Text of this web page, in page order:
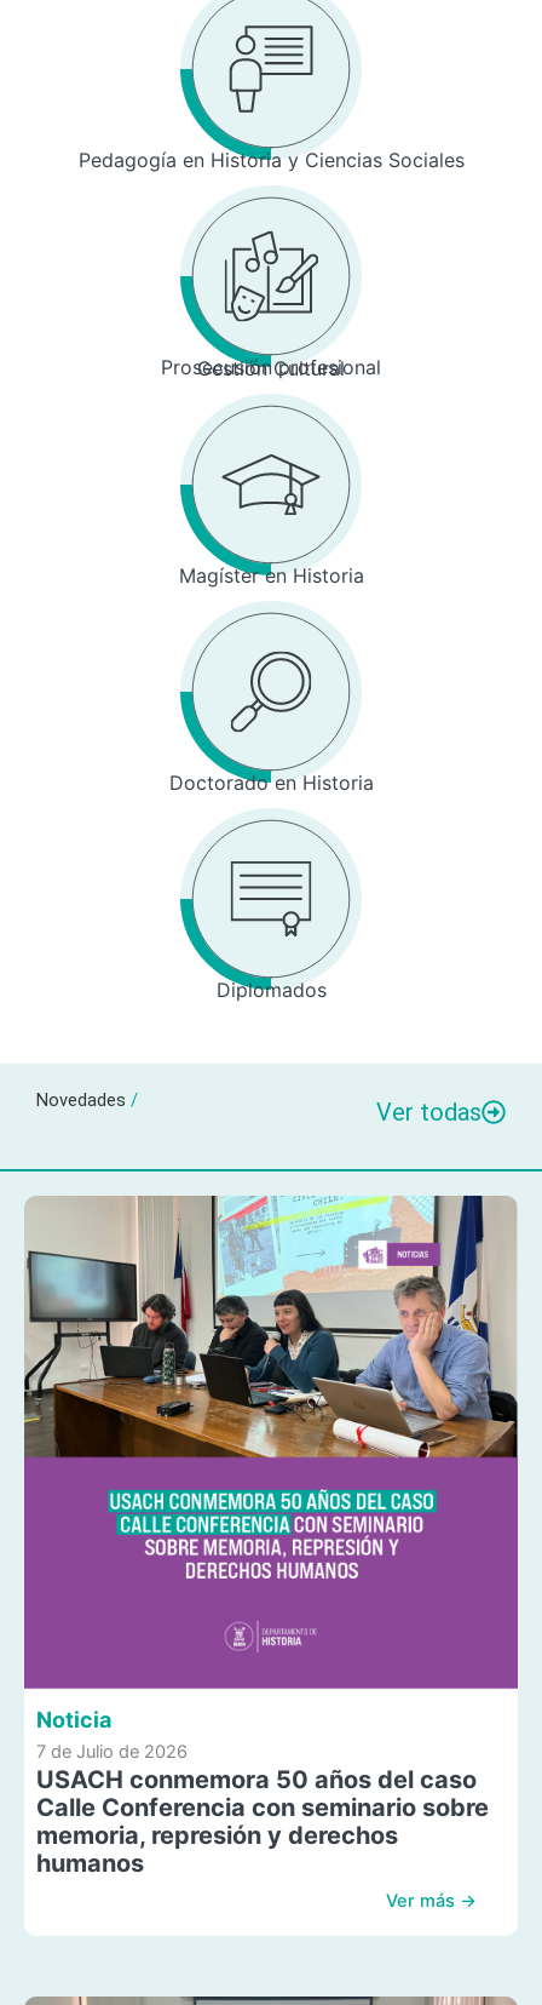
Pedagogía en Historia y Ciencias Sociales
Prosecusión profesional
Gestión Cultural
Magíster en Historia
Doctorado en Historia
Diplomados
Novedades / Ver todas
Noticia
7 de Julio de 2026
USACH conmemora 50 años del caso
Calle Conferencia con seminario sobre
memoria, represión y derechos
humanos
Ver más →